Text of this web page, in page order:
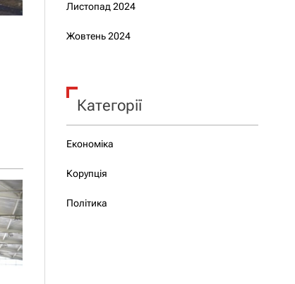
Листопад 2024
Жовтень 2024
Категорії
Економіка
Корупція
Політика